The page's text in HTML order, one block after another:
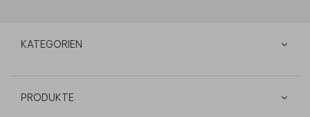
KATEGORIEN
PRODUKTE